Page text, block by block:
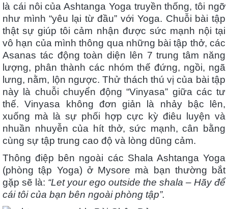
là cái nôi của Ashtanga Yoga truyền thống, tôi ngỡ
như mình “yêu lại từ đầu” với Yoga. Chuỗi bài tập
thật sự giúp tôi cảm nhận được sức mạnh nội tại
vô hạn của mình thông qua những bài tập thở, các
Asanas tác động toàn diện lên 7 trung tâm năng
lượng, phân thành các nhóm thế đứng, ngồi, ngã
lưng, nằm, lộn ngược. Thử thách thú vị của bài tập
này là chuỗi chuyển động “Vinyasa” giữa các tư
thế. Vinyasa không đơn giản là nhảy bậc lên,
xuống mà là sự phối hợp cực kỳ điêu luyện và
nhuần nhuyễn của hít thở, sức mạnh, cân bằng
cùng sự tập trung cao độ và lòng dũng cảm.
Thông điệp bên ngoài các Shala Ashtanga Yoga
(phòng tập Yoga) ở Mysore mà bạn thường bắt
gặp sẽ là: “Let your ego outside the shala – Hãy để
cái tôi của bạn bên ngoài phòng tập”.